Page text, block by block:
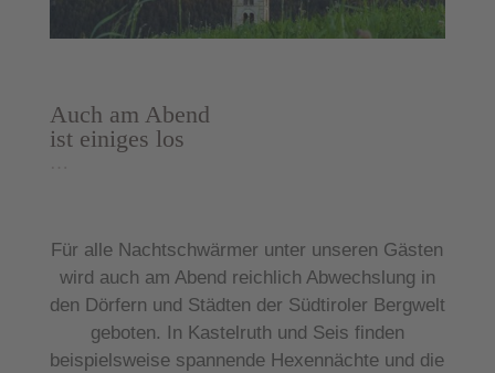
Auch am Abend
ist einiges los
Für alle Nachtschwärmer unter unseren Gästen
wird auch am Abend reichlich Abwechslung in
den Dörfern und Städten der Südtiroler Bergwelt
geboten. In Kastelruth und Seis finden
beispielsweise spannende Hexennächte und die